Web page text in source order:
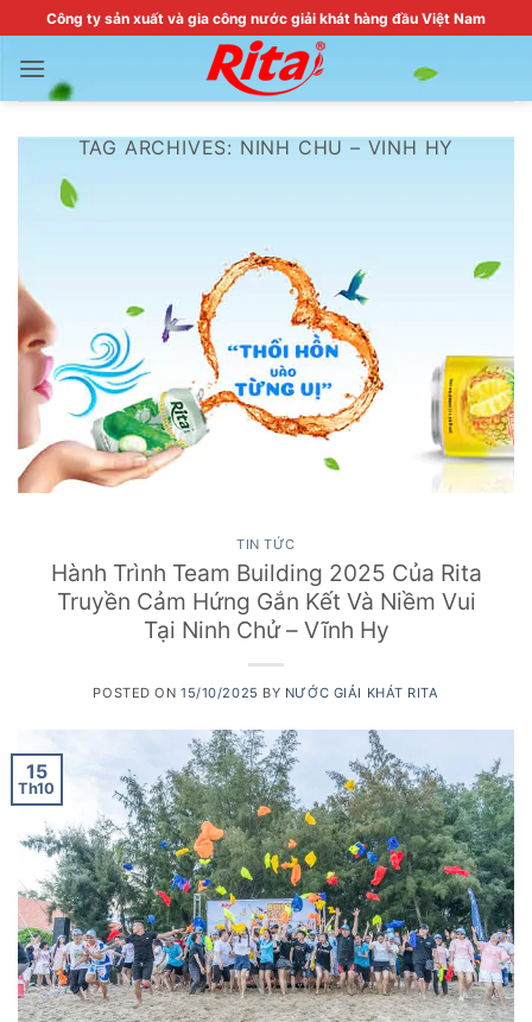
to
content
Công ty sản xuất và gia công nước giải khát hàng đầu Việt Nam
TAG ARCHIVES: NINH CHU – VINH HY
TIN TỨC
Hành Trình Team Building 2025 Của Rita
Truyền Cảm Hứng Gắn Kết Và Niềm Vui
Tại Ninh Chử – Vĩnh Hy
POSTED ON15/10/2025 BY NƯỚC GIẢI KHÁT RITA
15
Th10